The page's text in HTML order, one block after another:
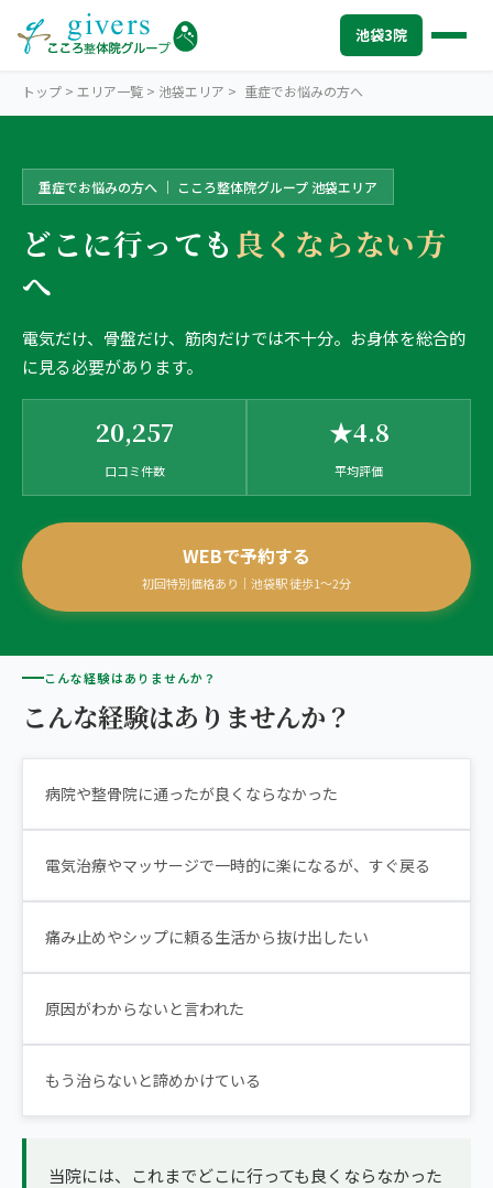
池袋3院
IKEBUKURO 池袋エリアトップ
STORES 池袋3院から探す
こころ整体院 池袋東口院
こころ整体院 池袋メトロポリタン口院
3院の比較・選び方
SYMPTOMS
肩こり・首こり
頭痛・偏頭痛
猫背・姿勢矯正
体の重だるさ
INFO 池袋エリアの情報
アクセス・営業時間
ご予約・お問い合わせ
TRUST 信頼の根拠
お客様の声
スタッフ紹介
医師・専門家の推薦
giversメソッドGIFT
ブランド全体トップ（全国125院）
池袋3院から予約する
池袋の3院から、
あなたの一院を。
トップ > エリア一覧 > 池袋エリア > 重症でお悩みの方へ
重症でお悩みの方へ ｜ こころ整体院グループ 池袋エリア
どこに行っても 良くならない方
へ
電気だけ、骨盤だけ、筋肉だけでは不十分。お身体を総合的
に見る必要があります。
20,257
口コミ件数
★4.8
平均評価
WEBで予約する
初回特別価格あり｜池袋駅 徒歩1〜2分
こんな経験はありませんか？
こんな経験はありませんか？
病院や整骨院に通ったが良くならなかった
電気治療やマッサージで一時的に楽になるが、すぐ戻る
痛み止めやシップに頼る生活から抜け出したい
原因がわからないと言われた
もう治らないと諦めかけている
当院には、これまでどこに行っても良くならなかった